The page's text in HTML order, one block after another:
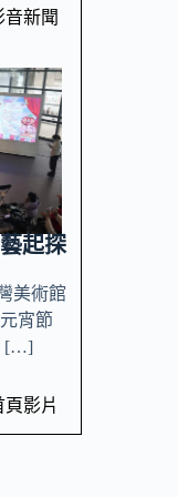
音新聞
起探
美術館
宵節
[…]
頁影片